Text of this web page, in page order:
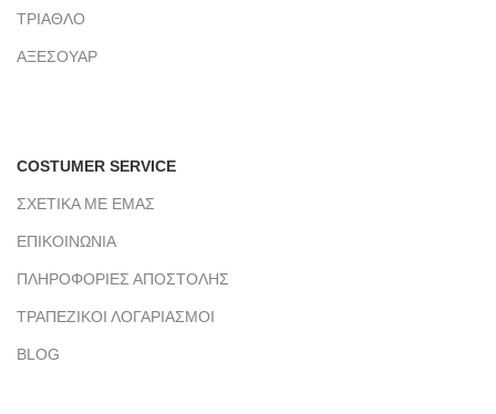
ΤΡΙΑΘΛΟ
ΑΞΕΣΟΥΑΡ
COSTUMER SERVICE
ΣΧΕΤΙΚΑ ΜΕ ΕΜΑΣ
ΕΠΙΚΟΙΝΩΝΙΑ
ΠΛΗΡΟΦΟΡΙΕΣ ΑΠΟΣΤΟΛΗΣ
ΤΡΑΠΕΖΙΚΟΙ ΛΟΓΑΡΙΑΣΜΟΙ
BLOG